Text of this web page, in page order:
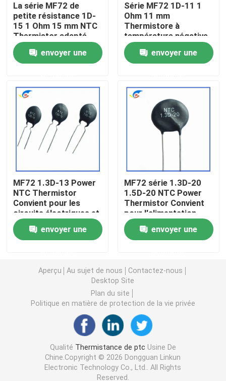
Contrôle de la qualité
Nous contacter
Nouvelles
Les affaires
Thermistance de ptc
Puce de chauffage PTC
Thermistors NTC
Le thermistore NTC de puissance
Capteur de température de NTC
Varistance CMS
La série MF72 de
petite résistance 1D-
15 1 Ohm 15 mm NTC
Thermistor adapté
pour la commutation
de l'adaptateur de
puissance
envoyer une
Série MF72 1D-11 1
Ohm 11 mm
Thermistore à
température négative
pour l'alimentation
électriqueenvoyer une
MF72 1.3D-13 Power
NTC Thermistor
Convient pour les
circuits électriques et
les appareils
électroménagers
Suppression du
envoyer une
MF72 série 1.3D-20
1.5D-20 NTC Power
Thermistor Convient
pour l'alimentation
électrique à haute
puissanceenvoyer une
Aperçu Au sujet de nous
Contactez-nous
Desktop Site
Plan du site
Politique en matière de protection de la vie privée
Qualité Thermistance de ptc Usine De
Chine.Copyright © 2026 Dongguan Linkun
Electronic Technology Co., Ltd.. All Rights
Reserved.